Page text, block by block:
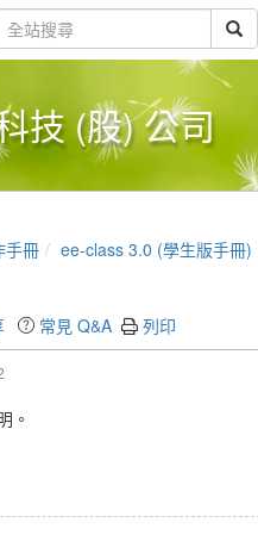
技 (股) 公司
手冊 ee-class 3.0 (學生版手冊)
常見 Q&A 列印
。